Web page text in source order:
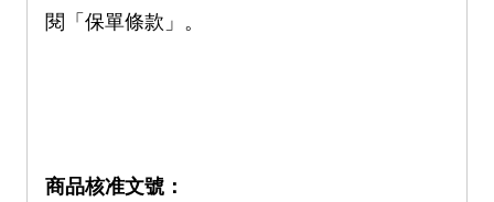
閱「保單條款」。
商品核准文號：